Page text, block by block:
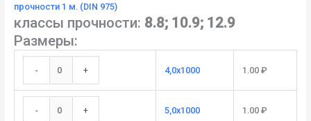
прочности 1 м. (DIN 975)
классы прочности: 8.8; 10.9; 12.9
Размеры:
- + 4,0x1000 1.00₽
- + 5,0x1000 1.00₽